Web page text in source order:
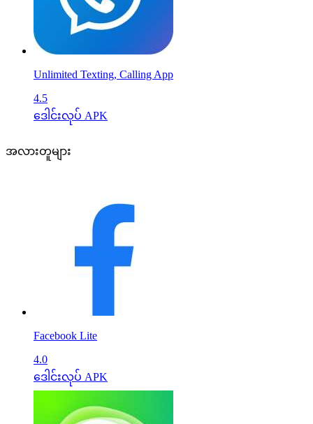
Unlimited Texting, Calling App
4.5
ဒေါင်းလုပ် APK
အလားတူများ
Facebook Lite
4.0
ဒေါင်းလုပ် APK